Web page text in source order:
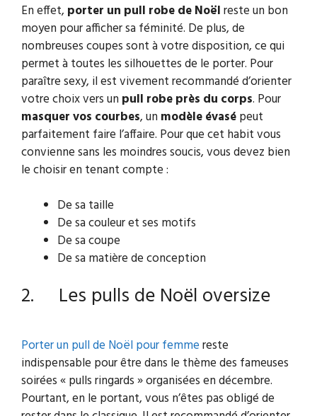
En effet, porter un pull robe de Noëlreste un bon
moyen pour afficher sa féminité. De plus, de
nombreuses coupes sont à votre disposition, ce qui
permet à toutes les silhouettes de le porter. Pour
paraître sexy, il est vivement recommandé d’orienter
votre choix vers un pull robe près du corps. Pour
masquer vos courbes, un modèle évasépeut
parfaitement faire l’affaire. Pour que cet habit vous
convienne sans les moindres soucis, vous devez bien
le choisir en tenant compte :
De sa taille
De sa couleur et ses motifs
De sa coupe
De sa matière de conception
2. Les pulls de Noël oversize
Porter un pull de Noël pour femmereste
indispensable pour être dans le thème des fameuses
soirées « pulls ringards » organisées en décembre.
Pourtant, en le portant, vous n’êtes pas obligé de